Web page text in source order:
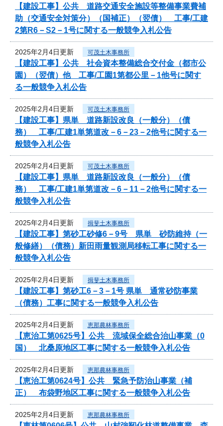
【建設工事】公共 道路交通安全施設等整備事業費補
助（交通安全対策分）（国補正）（翌債） 工事/工建
2第R6－S2－1号に関する一般競争入札公告
2025年2月4日更新 可茂土木事務所
【建設工事】公共 社会資本整備総合交付金（都市公
園）（翌債）他 工事/工園1第都公里－1他号に関す
る一般競争入札公告
2025年2月4日更新 可茂土木事務所
【建設工事】県単 道路新設改良（一般分）（債
務） 工事/工建1単第道改－6－23－2他号に関する一
般競争入札公告
2025年2月4日更新 可茂土木事務所
【建設工事】県単 道路新設改良（一般分）（債
務） 工事/工建1単第道改－6－11－2他号に関する一
般競争入札公告
2025年2月4日更新 揖斐土木事務所
【建設工事】第砂工砂修6－9号 県単 砂防維持（一
般修繕）（債務）新田雨量観測局移転工事に関する一
般競争入札公告
2025年2月4日更新 揖斐土木事務所
【建設工事】第砂工6－3－1号 県単 通常砂防事業
（債務）工事に関する一般競争入札公告
2025年2月4日更新 恵那農林事務所
【恵治工第0625号】公共 流域保全総合治山事業（0
国） 北桑原地区工事に関する一般競争入札公告
2025年2月4日更新 恵那農林事務所
【恵治工第0624号】公共 緊急予防治山事業（補
正） 布袋野地区工事に関する一般競争入札公告
2025年2月4日更新 恵那農林事務所